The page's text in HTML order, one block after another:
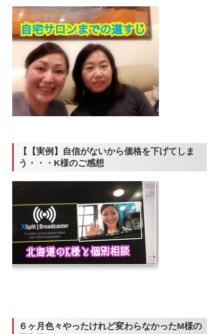
【【実例】自信がないから価格を下げてしま
う・・・K様のご感想
６ヶ月色々やったけれど変わらなかったM様の